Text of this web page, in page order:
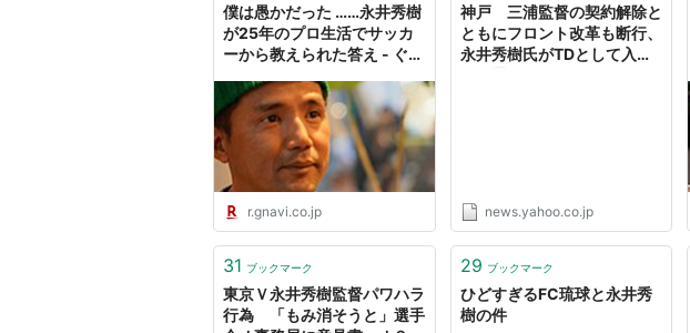
僕は愚かだった ……永井秀樹
が25年のプロ生活でサッカ
ーから教えられた答え - ぐる
r.gnavi.co.jp
神戸 三浦監督の契約解除と
ともにフロント改革も断行、
永井秀樹氏がTDとして入閣
news.yahoo.co.jp
31 ブックマーク
東京Ｖ永井秀樹監督パワハラ
行為 「もみ消そうと」選手
29 ブックマーク
ひどすぎるFC琉球と永井秀
樹の件